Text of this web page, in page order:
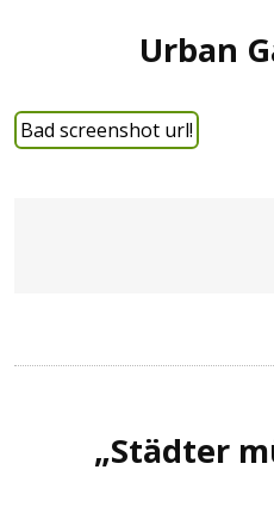
Urban
Bad screenshot url!
„Städter